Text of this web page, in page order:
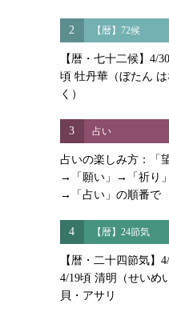
2 【暦】72候
【暦・七十二候】4/
頃 牡丹華（ぼたん は
く）
3 占い
占いの楽しみ方：「
→「願い」→「祈り」
→「占い」の順番で
4 【暦】24節気
【暦・二十四節気】
4/19頃 清明（せいめ
貝・アサリ